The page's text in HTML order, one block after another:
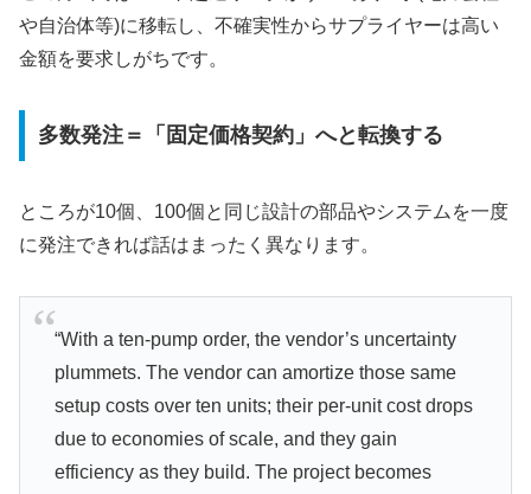
や自治体等)に移転し、不確実性からサプライヤーは高い
金額を要求しがちです。
多数発注＝「固定価格契約」へと転換する
ところが10個、100個と同じ設計の部品やシステムを一度
に発注できれば話はまったく異なります。
“With a ten-pump order, the vendor’s uncertainty
plummets. The vendor can amortize those same
setup costs over ten units; their per-unit cost drops
due to economies of scale, and they gain
efficiency as they build. The project becomes